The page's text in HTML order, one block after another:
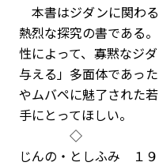
本書はジダンに関わ
熱烈な探究の書である
性によって、寡黙なジ
与える」多面体であっ
やムバペに魅了された
手にとってほしい。
◇
じんの・としふみ １